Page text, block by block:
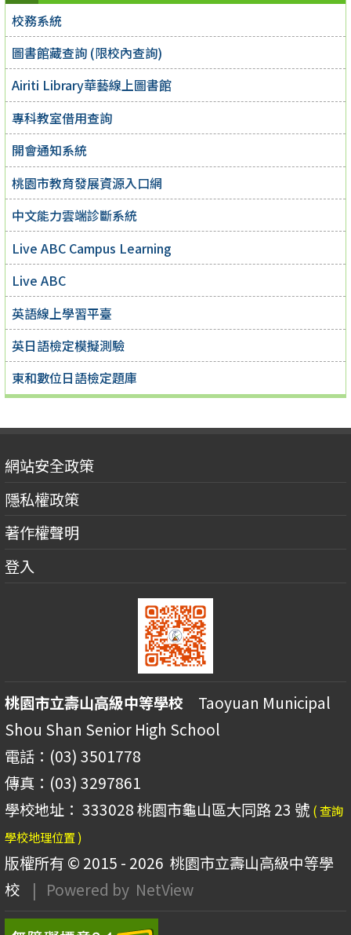
校務系統
圖書館藏查詢 (限校內查詢)
Airiti Library華藝線上圖書館
專科教室借用查詢
開會通知系統
桃園市教育發展資源入口網
中文能力雲端診斷系統
Live ABC Campus Learning
Live ABC
英語線上學習平臺
英日語檢定模擬測驗
東和數位日語檢定題庫
網站安全政策
隱私權政策
著作權聲明
登入
桃園市立壽山高級中等學校 Taoyuan Municipal
Shou Shan Senior High School
電話：(03) 3501778
傳真：(03) 3297861
學校地址： 333028 桃園市龜山區大同路 23 號 ( 查詢
學校地理位置 )
版權所有 © 2015 - 2026 桃園市立壽山高級中等學
校
| Powered by NetView